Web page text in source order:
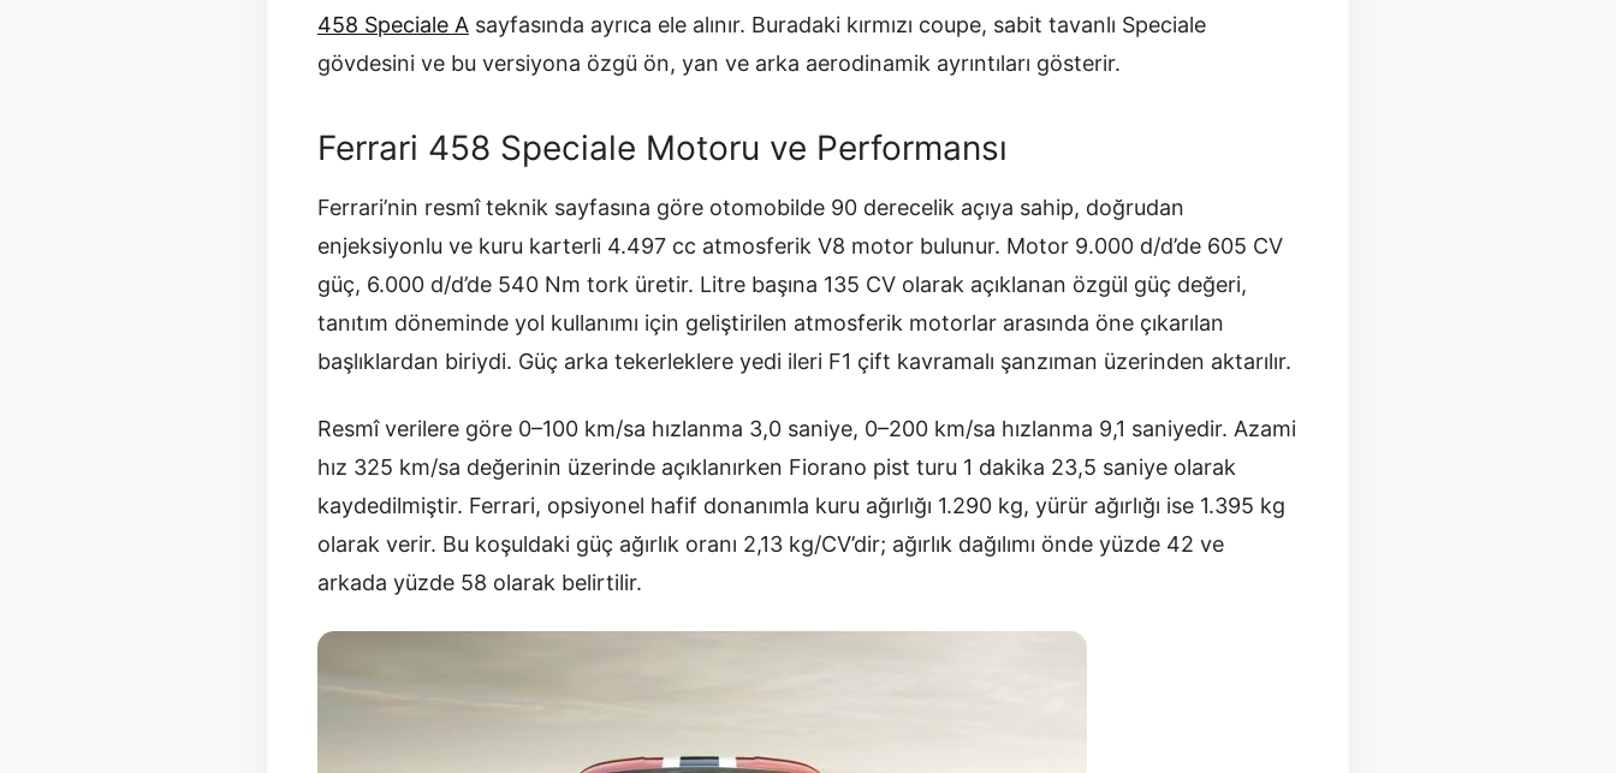
458 Speciale A sayfasında ayrıca ele alınır. Buradaki kırmızı coupe, sabit tavanlı Speciale
gövdesini ve bu versiyona özgü ön, yan ve arka aerodinamik ayrıntıları gösterir.
Ferrari 458 Speciale Motoru ve Performansı
Ferrari’nin resmî teknik sayfasına göre otomobilde 90 derecelik açıya sahip, doğrudan
enjeksiyonlu ve kuru karterli 4.497 cc atmosferik V8 motor bulunur. Motor 9.000 d/d’de 605 CV
güç, 6.000 d/d’de 540 Nm tork üretir. Litre başına 135 CV olarak açıklanan özgül güç değeri,
tanıtım döneminde yol kullanımı için geliştirilen atmosferik motorlar arasında öne çıkarılan
başlıklardan biriydi. Güç arka tekerleklere yedi ileri F1 çift kavramalı şanzıman üzerinden aktarılır.
Resmî verilere göre 0–100 km/sa hızlanma 3,0 saniye, 0–200 km/sa hızlanma 9,1 saniyedir. Azami
hız 325 km/sa değerinin üzerinde açıklanırken Fiorano pist turu 1 dakika 23,5 saniye olarak
kaydedilmiştir. Ferrari, opsiyonel hafif donanımla kuru ağırlığı 1.290 kg, yürür ağırlığı ise 1.395 kg
olarak verir. Bu koşuldaki güç ağırlık oranı 2,13 kg/CV’dir; ağırlık dağılımı önde yüzde 42 ve
arkada yüzde 58 olarak belirtilir.